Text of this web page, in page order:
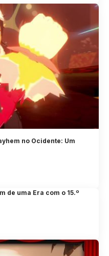
no Ocidente: Um
de uma Era com o 15.º